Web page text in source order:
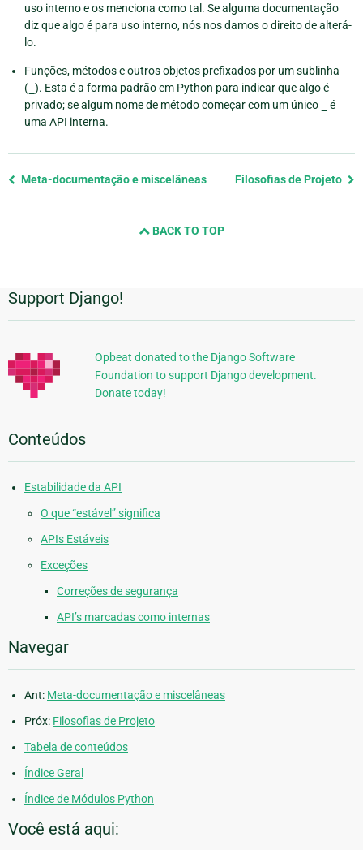
uso interno e os menciona como tal. Se alguma documentação
diz que algo é para uso interno, nós nos damos o direito de alterá-
lo.
Funções, métodos e outros objetos prefixados por um sublinha
( ). Esta é a forma padrão em Python para indicar que algo é
privado; se algum nome de método começar com um único
é
uma API interna.
Previous
Meta-documentação e miscelâneas Filosofias de Projeto
BACK TO TOP
Informações
Adicionais
Support Django!
Opbeat donated to the Django Software
Foundation to support Django development.
Donate today!
Conteúdos
Estabilidade da API
O que “estável” significa
APIs Estáveis
Exceções
Correções de segurança
API’s marcadas como internas
Navegar
Ant: Meta-documentação e miscelâneas
Próx: Filosofias de Projeto
Tabela de conteúdos
Índice Geral
Índice de Módulos Python
Você está aqui: